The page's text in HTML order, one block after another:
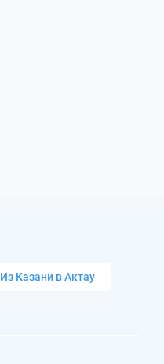
Из Казани в Актау